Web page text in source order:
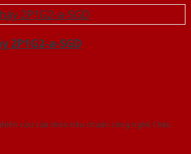
2P1G2-a-SGD
cứu cửa theo tiêu chuẩn công nghệ Châu